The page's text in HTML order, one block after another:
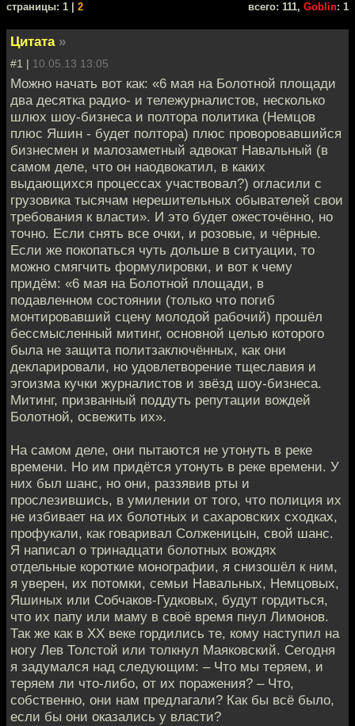
cтраницы: 1 | 2 всего: 111, Goblin: 1
Цитата »
#1 | 10.05.13 13:05
Можно начать вот как: «6 мая на Болотной площади
два десятка радио- и тележурналистов, несколько
шлюх шоу-бизнеса и полтора политика (Немцов
плюс Яшин - будет полтора) плюс проворовавшийся
бизнесмен и малозаметный адвокат Навальный (в
самом деле, что он наодвокатил, в каких
выдающихся процессах участвовал?) огласили с
грузовика тысячам нерешительных обывателей свои
требования к власти». И это будет ожесточённо, но
точно. Если снять все очки, и розовые, и чёрные.
Если же покопаться чуть дольше в ситуации, то
можно смягчить формулировки, и вот к чему
придём: «6 мая на Болотной площади, в
подавленном состоянии (только что погиб
монтировавший сцену молодой рабочий) прошёл
бессмысленный митинг, основной целью которого
была не защита политзаключённых, как они
декларировали, но удовлетворение тщеславия и
эгоизма кучки журналистов и звёзд шоу-бизнеса.
Митинг, призванный поддуть репутации вождей
Болотной, освежить их».
На самом деле, они пытаются не утонуть в реке
времени. Но им придётся утонуть в реке времени. У
них был шанс, но они, раззявив рты и
прослезившись, в умилении от того, что полиция их
не избивает на их болотных и сахаровских сходках,
профукали, как говаривал Солженицын, свой шанс.
Я написал о тринадцати болотных вождях
отдельные короткие монографии, я снизошёл к ним,
я уверен, их потомки, семьи Навальных, Немцовых,
Яшиных или Собчаков-Гудковых, будут гордиться,
что их папу или маму в своё время пнул Лимонов.
Так же как в XX веке гордились те, кому наступил на
ногу Лев Толстой или толкнул Маяковский. Сегодня
я задумался над следующим: – Что мы теряем, и
теряем ли что-либо, от их поражения? – Что,
собственно, они нам предлагали? Как бы всё было,
если бы они оказались у власти?